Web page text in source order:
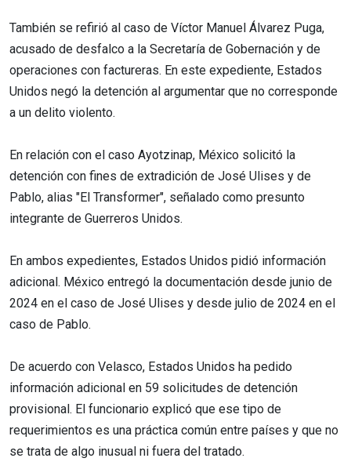
También se refirió al caso de Víctor Manuel Álvarez Puga,
acusado de desfalco a la Secretaría de Gobernación y de
operaciones con factureras. En este expediente, Estados
Unidos negó la detención al argumentar que no corresponde
a un delito violento.
En relación con el caso Ayotzinap, México solicitó la
detención con fines de extradición de José Ulises y de
Pablo, alias "El Transformer", señalado como presunto
integrante de Guerreros Unidos.
En ambos expedientes, Estados Unidos pidió información
adicional. México entregó la documentación desde junio de
2024 en el caso de José Ulises y desde julio de 2024 en el
caso de Pablo.
De acuerdo con Velasco, Estados Unidos ha pedido
información adicional en 59 solicitudes de detención
provisional. El funcionario explicó que ese tipo de
requerimientos es una práctica común entre países y que no
se trata de algo inusual ni fuera del tratado.